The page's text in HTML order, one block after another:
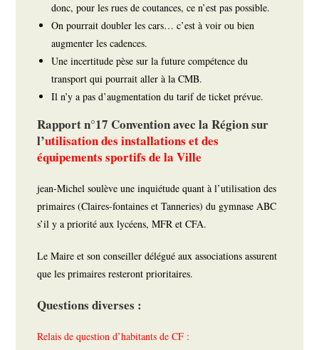
donc, pour les rues de coutances, ce n’est pas possible.
On pourrait doubler les cars… c’est à voir ou bien
augmenter les cadences.
Une incertitude pèse sur la future compétence du
transport qui pourrait aller à la CMB.
Il n’y a pas d’augmentation du tarif de ticket prévue.
Rapport n°17 Convention avec la Région sur
l’utilisation des installations et des
équipements sportifs de la Ville
jean-Michel soulève une inquiétude quant à l’utilisation des
primaires (Claires-fontaines et Tanneries) du gymnase ABC
s’il y a priorité aux lycéens, MFR et CFA.
Le Maire et son conseiller délégué aux associations assurent
que les primaires resteront prioritaires.
Questions diverses :
Relais de question d’habitants de CF :